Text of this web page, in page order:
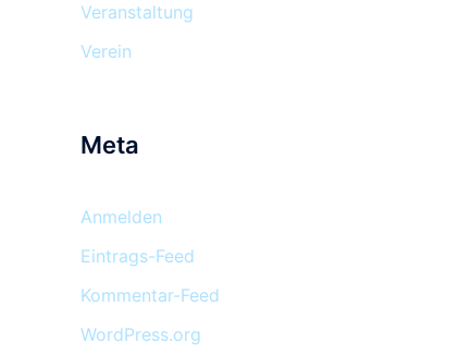
Veranstaltung
Verein
Meta
Anmelden
Eintrags-Feed
Kommentar-Feed
WordPress.org